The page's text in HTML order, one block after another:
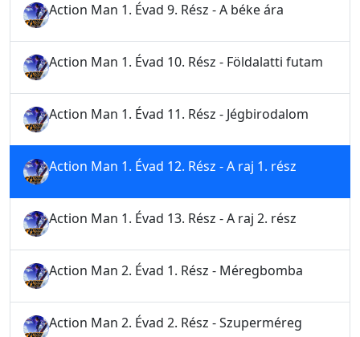
Action Man 1. Évad 9. Rész - A béke ára
Action Man 1. Évad 10. Rész - Földalatti futam
Action Man 1. Évad 11. Rész - Jégbirodalom
Action Man 1. Évad 12. Rész - A raj 1. rész
Action Man 1. Évad 13. Rész - A raj 2. rész
Action Man 2. Évad 1. Rész - Méregbomba
Action Man 2. Évad 2. Rész - Szuperméreg